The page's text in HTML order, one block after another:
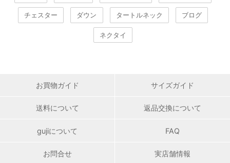
チェスター ダウン タートルネック ブログ
ネクタイ
お買物ガイド サイズガイド
送料について 返品交換について
gujiについて FAQ
お問合せ 実店舗情報